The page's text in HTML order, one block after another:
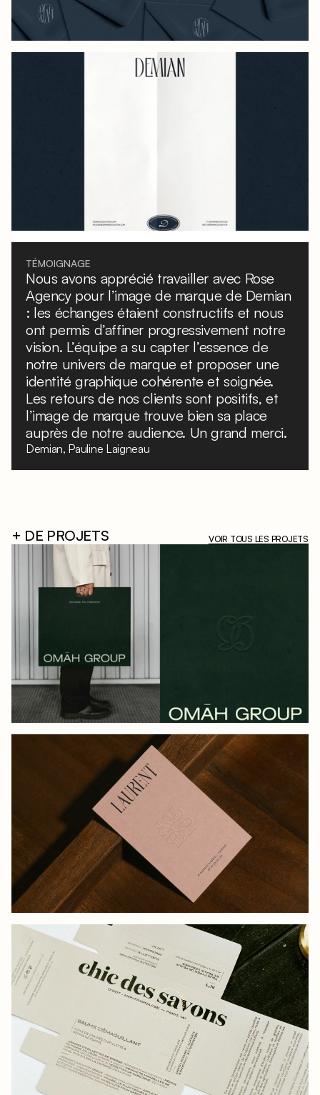
TÉMOIGNAGE
Nous avons apprécié travailler avec Rose
Agency pour l’image de marque de Demian
: les échanges étaient constructifs et nous
ont permis d’affiner progressivement notre
vision. L’équipe a su capter l’essence de
notre univers de marque et proposer une
identité graphique cohérente et soignée.
Les retours de nos clients sont positifs, et
l’image de marque trouve bien sa place
auprès de notre audience. Un grand merci.
Demian, Pauline Laigneau
+ DE PROJETS VOIR TOUS LES PROJETS
OMĀH GROUP
LAURENT, PARIS SOCIETY
CHIC DES SAVONS